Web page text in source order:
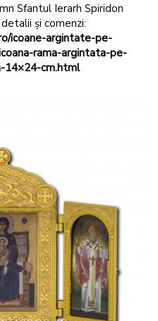
Sfantul Ierarh Spiridon
și comenzi:
icoane-argintate-pe-
rama-argintata-pe-
14×24-cm.html